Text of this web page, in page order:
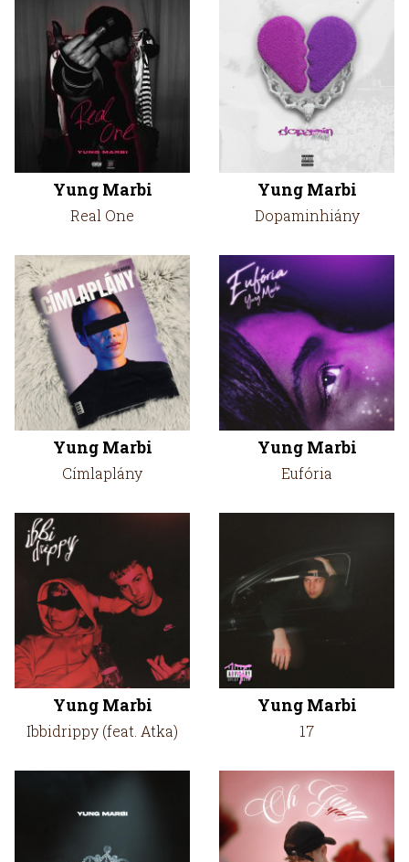
Yung Marbi
Real One
Yung Marbi
Dopaminhiány
Yung Marbi
Címlaplány
Yung Marbi
Eufória
Yung Marbi
Ibbidrippy (feat. Atka)
Yung Marbi
17